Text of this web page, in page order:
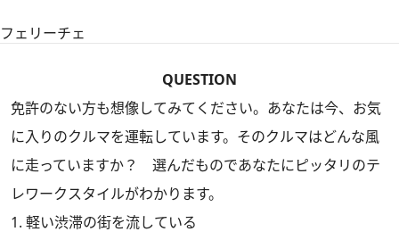
フェリーチェ
QUESTION
免許のない方も想像してみてください。あなたは今、お気
に入りのクルマを運転しています。そのクルマはどんな風
に走っていますか？ 選んだものであなたにピッタリのテ
レワークスタイルがわかります。
1. 軽い渋滞の街を流している